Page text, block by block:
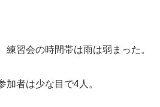
練習会の時間帯は雨は弱まった。
加者は少な目で4人。